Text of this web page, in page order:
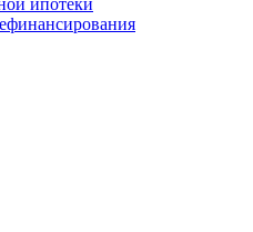
ипотеки